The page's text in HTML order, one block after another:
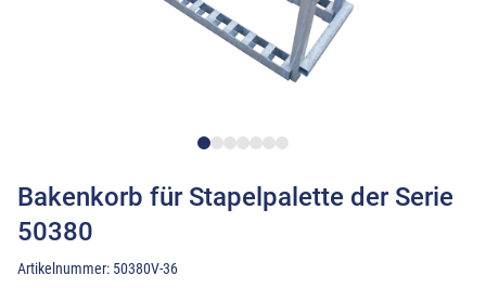
Bakenkorb für Stapelpalette der Serie
50380
Artikelnummer: 50380V-36